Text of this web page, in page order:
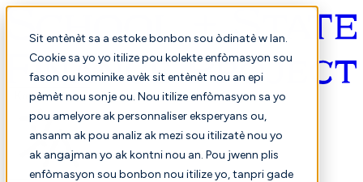
Sit entènèt sa a estoke bonbon sou òdinatè w lan.
Cookie sa yo yo itilize pou kolekte enfòmasyon sou
fason ou kominike avèk sit entènèt nou an epi
pèmèt nou sonje ou. Nou itilize enfòmasyon sa yo
pou amelyore ak personnaliser eksperyans ou,
ansanm ak pou analiz ak mezi sou itilizatè nou yo
ak angajman yo ak kontni nou an. Pou jwenn plis
enfòmasyon sou bonbon nou itilize yo, tanpri gade
Kreyòl ayisyen